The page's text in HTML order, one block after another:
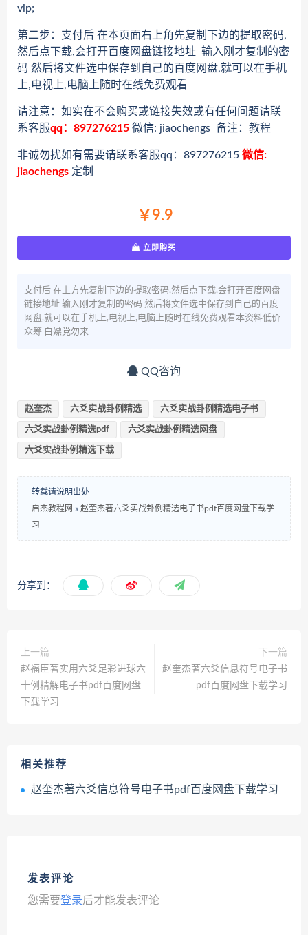
vip;
第二步：支付后 在本页面右上角先复制下边的提取密码,
然后点下载,会打开百度网盘链接地址 输入刚才复制的密
码 然后将文件选中保存到自己的百度网盘,就可以在手机
上,电视上,电脑上随时在线免费观看
请注意：如实在不会购买或链接失效或有任何问题请联
系客服qq：897276215 微信: jiaochengs 备注：教程
非诚勿扰如有需要请联系客服qq：897276215 微信:
jiaochengs 定制
￥9.9
立即购买
支付后 在上方先复制下边的提取密码,然后点下载,会打开百度网盘
链接地址 输入刚才复制的密码 然后将文件选中保存到自己的百度
网盘,就可以在手机上,电视上,电脑上随时在线免费观看本资料低价
众筹 白嫖党勿来
QQ咨询
赵奎杰 六爻实战卦例精选 六爻实战卦例精选电子书
六爻实战卦例精选pdf 六爻实战卦例精选网盘
六爻实战卦例精选下载
转载请说明出处
启杰教程网 » 赵奎杰著六爻实战卦例精选电子书pdf百度网盘下载学
习
分享到：
上一篇
赵福臣著实用六爻足彩进球六
十例精解电子书pdf百度网盘
下载学习
下一篇
赵奎杰著六爻信息符号电子书
pdf百度网盘下载学习
相关推荐
赵奎杰著六爻信息符号电子书pdf百度网盘下载学习
发表评论
您需要登录后才能发表评论